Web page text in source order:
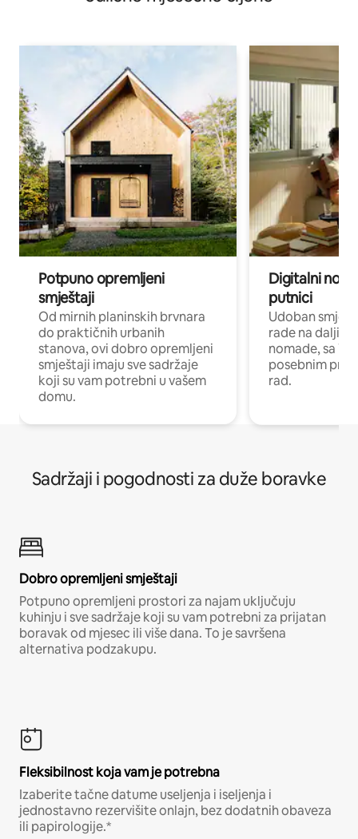
Potpuno opremljeni
smještaji
Od mirnih planinskih brvnara
do praktičnih urbanih
stanova, ovi dobro opremljeni
smještaji imaju sve sadržaje
koji su vam potrebni u vašem
domu.
Digitalni
putnici
Udoban
rade na
nomade, sa
posebnim
rad.
Sadržaji i pogodnosti za duže boravke
Dobro opremljeni smještaji
Potpuno opremljeni prostori za najam uključuju
kuhinju i sve sadržaje koji su vam potrebni za prijatan
boravak od mjesec ili više dana. To je savršena
alternativa podzakupu.
Fleksibilnost koja vam je potrebna
Izaberite tačne datume useljenja i iseljenja i
jednostavno rezervišite onlajn, bez dodatnih obaveza
ili papirologije.*